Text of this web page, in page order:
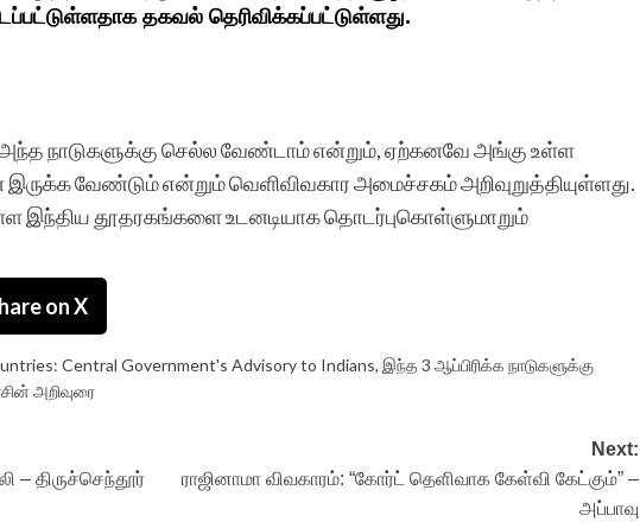
தகவல் தெரிவிக்கப்பட்டுள்ளது.
நாடுகளுக்கு செல்ல வேண்டாம் என்றும், ஏற்கனவே அங்கு உள்ள
இருக்க வேண்டும் என்றும் வெளிவிவகார அமைச்சகம் அறிவுறுத்தியுள்ளது.
இந்திய தூதரகங்களை உடனடியாக தொடர்புகொள்ளுமாறும்
on X
Central Government's Advisory to Indians, இந்த 3 ஆப்பிரிக்க நாடுகளுக்கு
அறிவுரை
– திருச்செந்தூர்
Next:
ராஜினாமா விவகாரம்: “கோர்ட் தெளிவாக கேள்வி கேட்கும்” –
அப்பாவு